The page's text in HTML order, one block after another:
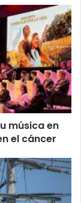
música en
el cáncer